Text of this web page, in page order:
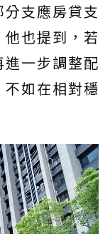
支應房貸支
也提到，若
一步調整配
如在相對穩